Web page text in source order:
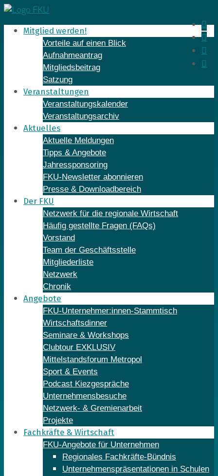
Skip
to
contentMitglied werden!
Vorteile auf einen Blick
Aufnahmeantrag
Mitgliedsbeitrag
Satzung
Veranstaltungen
Veranstaltungskalender
Veranstaltungsarchiv
Aktuelles
Aktuelle Meldungen
Tipps & Angebote
Jahressponsoring
FKU-Newsletter abonnieren
Presse & Downloadbereich
Der FKU
Netzwerk für die regionale Wirtschaft
Häufig gestellte Fragen (FAQs)
Vorstand
Team der Geschäftsstelle
Mitgliederliste
Netzwerk
Chronik
Angebote
FKU-Unternehmer:innen-Stammtisch
Wirtschaftsdinner
Seminare & Workshops
Clubtour EXKLUSIV
Mittelstandsforum Metropol
Sport & Events
Podcast Kiezgespräche
Unternehmensbesuche
Netzwerk- & Gremienarbeit
Projekte
Fachkräfte & Wirtschaft
FKU-Angebote für Unternehmen
Regionales Fachkräfte-Bündnis
Unternehmenspräsentationen in Schulen